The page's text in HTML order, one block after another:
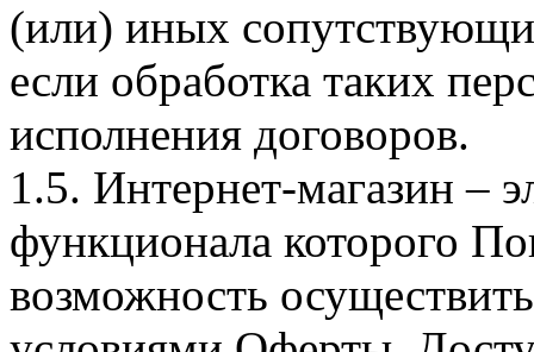
(или) иных
если обработка таких
исполнения договоров.
1.5. Интернет-магазин –
функционала которого
возможность